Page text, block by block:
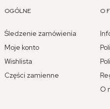
OGÓLNE
Śledzenie zamówienia
Moje konto
Wishlista
Części zamienne
O
O